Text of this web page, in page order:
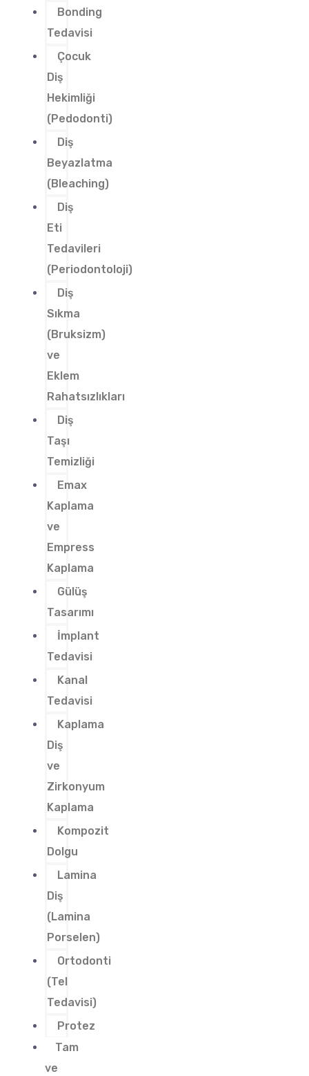
Bonding
Tedavisi
Çocuk
Diş
Hekimliği
(Pedodonti)
Diş
Beyazlatma
(Bleaching)
Diş
Eti
Tedavileri
(Periodontoloji)
Diş
Sıkma
(Bruksizm)
ve
Eklem
Rahatsızlıkları
Diş
Taşı
Temizliği
Emax
Kaplama
ve
Empress
Kaplama
Gülüş
Tasarımı
İmplant
Tedavisi
Kanal
Tedavisi
Kaplama
Diş
ve
Zirkonyum
Kaplama
Kompozit
Dolgu
Lamina
Diş
(Lamina
Porselen)
Ortodonti
(Tel
Tedavisi)
Protez
Tam
ve